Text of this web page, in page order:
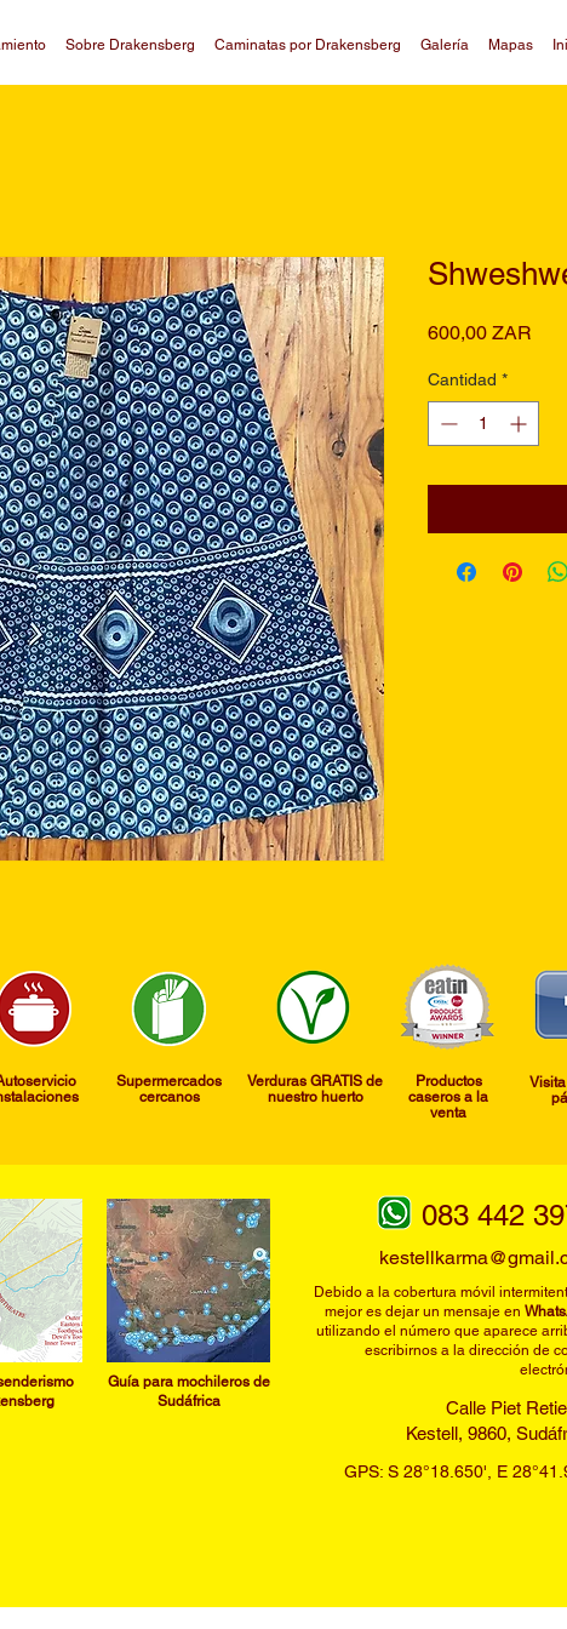
Sobre Drakensberg Caminatas por Drakensberg Galería Mapas
600,00 ZAR
Cantidad *
​Supermercados
cercanos
​Verduras GRATIS de
nuestro huerto
​Productos
caseros a la
venta
Debido a la cobertura móvil
mejor es dejar un mensaje en
utilizando el número que aparece
escribirnos a la dirección de
​Calle Piet
Kestell, 9860,
GPS: S 28°18.650', E
083 442
​Guía para mochileros de
Sudáfrica